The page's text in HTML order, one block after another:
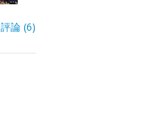
評論 (6)